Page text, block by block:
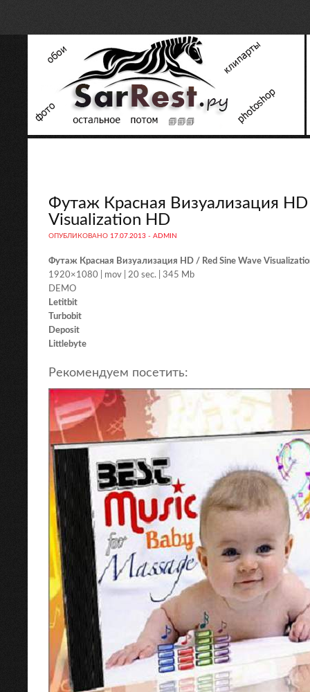
Футаж Красная Визуализация
Visualization HD
ОПУБЛИКОВАНО 17.07.2013 - ADMIN
Футаж Красная Визуализация HD / Red Sine Wave
1920×1080 | mov | 20 sec. | 345 Mb
DEMO
Letitbit
Turbobit
Deposit
Littlebyte
Рекомендуем посетить: